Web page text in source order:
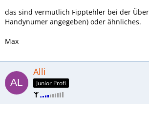
das sind vermutlich Fipptehler bei der
Handynumer angegeben) oder ähnliches.
Max
Alli
Junior Profi